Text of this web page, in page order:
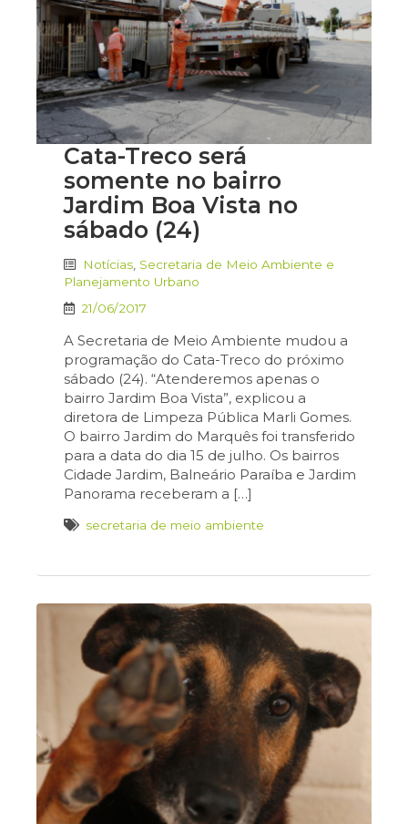
Cata-Treco será
somente no bairro
Jardim Boa Vista no
sábado (24)
Notícias Secretaria de Meio Ambiente e
Planejamento Urbano
21/06/2017
A Secretaria de Meio Ambiente mudou a
programação do Cata-Treco do próximo
sábado (24). “Atenderemos apenas o
bairro Jardim Boa Vista”, explicou a
diretora de Limpeza Pública Marli Gomes.
O bairro Jardim do Marquês foi transferido
para a data do dia 15 de julho. Os bairros
Cidade Jardim, Balneário Paraíba e Jardim
Panorama receberam a […]
secretaria de meio ambiente